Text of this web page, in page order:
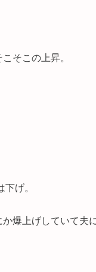
そこの上昇。
げ。
爆上げしていて夫